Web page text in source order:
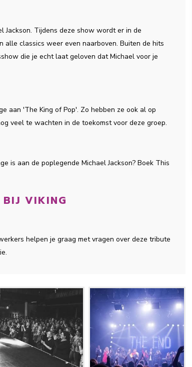
Jackson. Tijdens deze show wordt er in de
alle classics weer even naarboven. Buiten de hits
die je echt laat geloven dat Michael voor je
aan 'The King of Pop'. Zo hebben ze ook al op
veel te wachten in de toekomst voor deze groep.
is aan de poplegende Michael Jackson? Boek This
BIJ VIKING
helpen je graag met vragen over deze tribute